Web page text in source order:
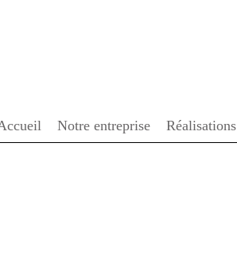
Notre entreprise Réalisations